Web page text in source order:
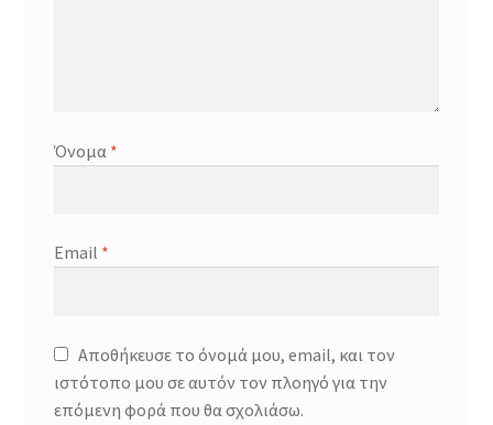
Όνομα *
Email *
Αποθήκευσε το όνομά μου, email, και τον
ιστότοπο μου σε αυτόν τον πλοηγό για την
επόμενη φορά που θα σχολιάσω.